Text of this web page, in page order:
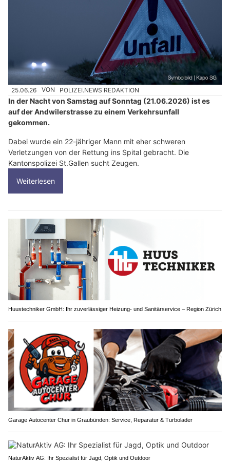
25.06.26 VON POLIZEI.NEWS REDAKTION
In der Nacht von Samstag auf Sonntag (21.06.2026) ist es
auf der Andwilerstrasse zu einem Verkehrsunfall
gekommen.
Dabei wurde ein 22-jähriger Mann mit eher schweren
Verletzungen von der Rettung ins Spital gebracht. Die
Kantonspolizei St.Gallen sucht Zeugen.
Weiterlesen
Huustechniker GmbH: Ihr zuverlässiger Heizung- und Sanitärservice – Region Zürich
Garage Autocenter Chur in Graubünden: Service, Reparatur & Turbolader
NaturAktiv AG: Ihr Spezialist für Jagd, Optik und Outdoor